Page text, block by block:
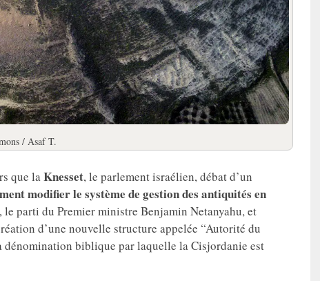
/ Asaf T.
que laKnesset, le parlement israélien, débat d’un
modifier le système de gestion des antiquités en
, le parti du Premier ministre Benjamin Netanyahu, et
d’une nouvelle structure appelée “Autorité du
dénomination biblique par laquelle la Cisjordanie est